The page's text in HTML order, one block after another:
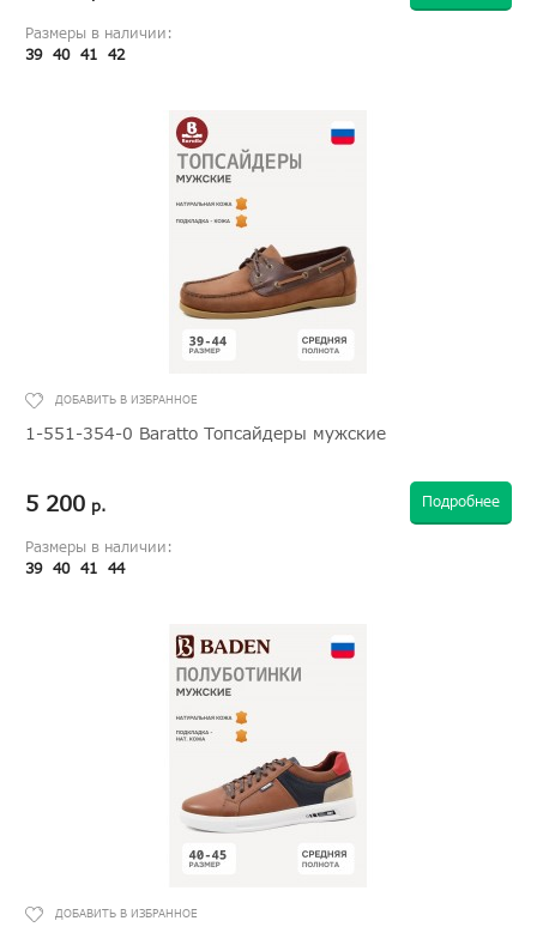
Размеры в наличии:
39 40 41 42
1-551-354-0 Baratto Топсайдеры мужские
5 200 р. Подробнее
Размеры в наличии:
39 40 41 44